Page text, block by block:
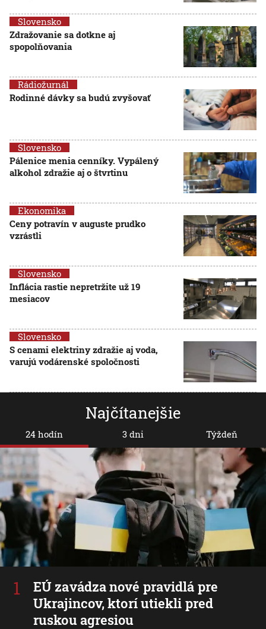
Slovensko
Zdražovanie sa dotkne aj
spopolňovania
Rádiožurnál
Rodinné dávky sa budú zvyšovať
Slovensko
Pálenice menia cenníky. Vypálený
alkohol zdražie aj o štvrtinu
Ekonomika
Ceny potravín v auguste prudko
vzrástli
Slovensko
Inflácia rastie nepretržite už 19
mesiacov
Slovensko
S cenami elektriny zdražie aj voda,
varujú vodárenské spoločnosti
Najčítanejšie
24 hodín
EÚ zavádza nové pravidlá pre
Ukrajincov, ktorí utiekli pred
ruskou agresiou
3 dni Týždeň